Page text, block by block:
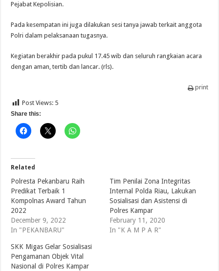
Pejabat Kepolisian.
Pada kesempatan ini juga dilakukan sesi tanya jawab terkait anggota
Polri dalam pelaksanaan tugasnya.
Kegiatan berakhir pada pukul 17.45 wib dan seluruh rangkaian acara
dengan aman, tertib dan lancar. (rls).
print
Post Views: 5
Share this:
Related
Polresta Pekanbaru Raih
Predikat Terbaik 1
Kompolnas Award Tahun
2022
December 9, 2022
In "PEKANBARU"
Tim Penilai Zona Integritas
Internal Polda Riau, Lakukan
Sosialisasi dan Asistensi di
Polres Kampar
February 11, 2020
In "K A M P A R"
SKK Migas Gelar Sosialisasi
Pengamanan Objek Vital
Nasional di Polres Kampar